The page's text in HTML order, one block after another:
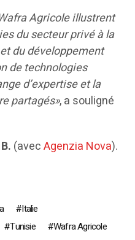
Agricole illustrent
du secteur privé à la
du développement
de technologies
d’expertise et la
partagés», a souligné
(avecAgenzia Nova).
Italie
Tunisie Wafra Agricole